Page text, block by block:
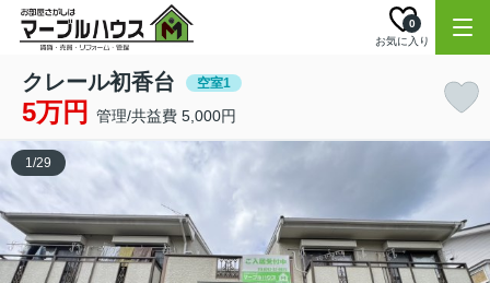
お気に入り
0
クレール初香台 空室1
5万円 管理/共益費 5,000円
1/29